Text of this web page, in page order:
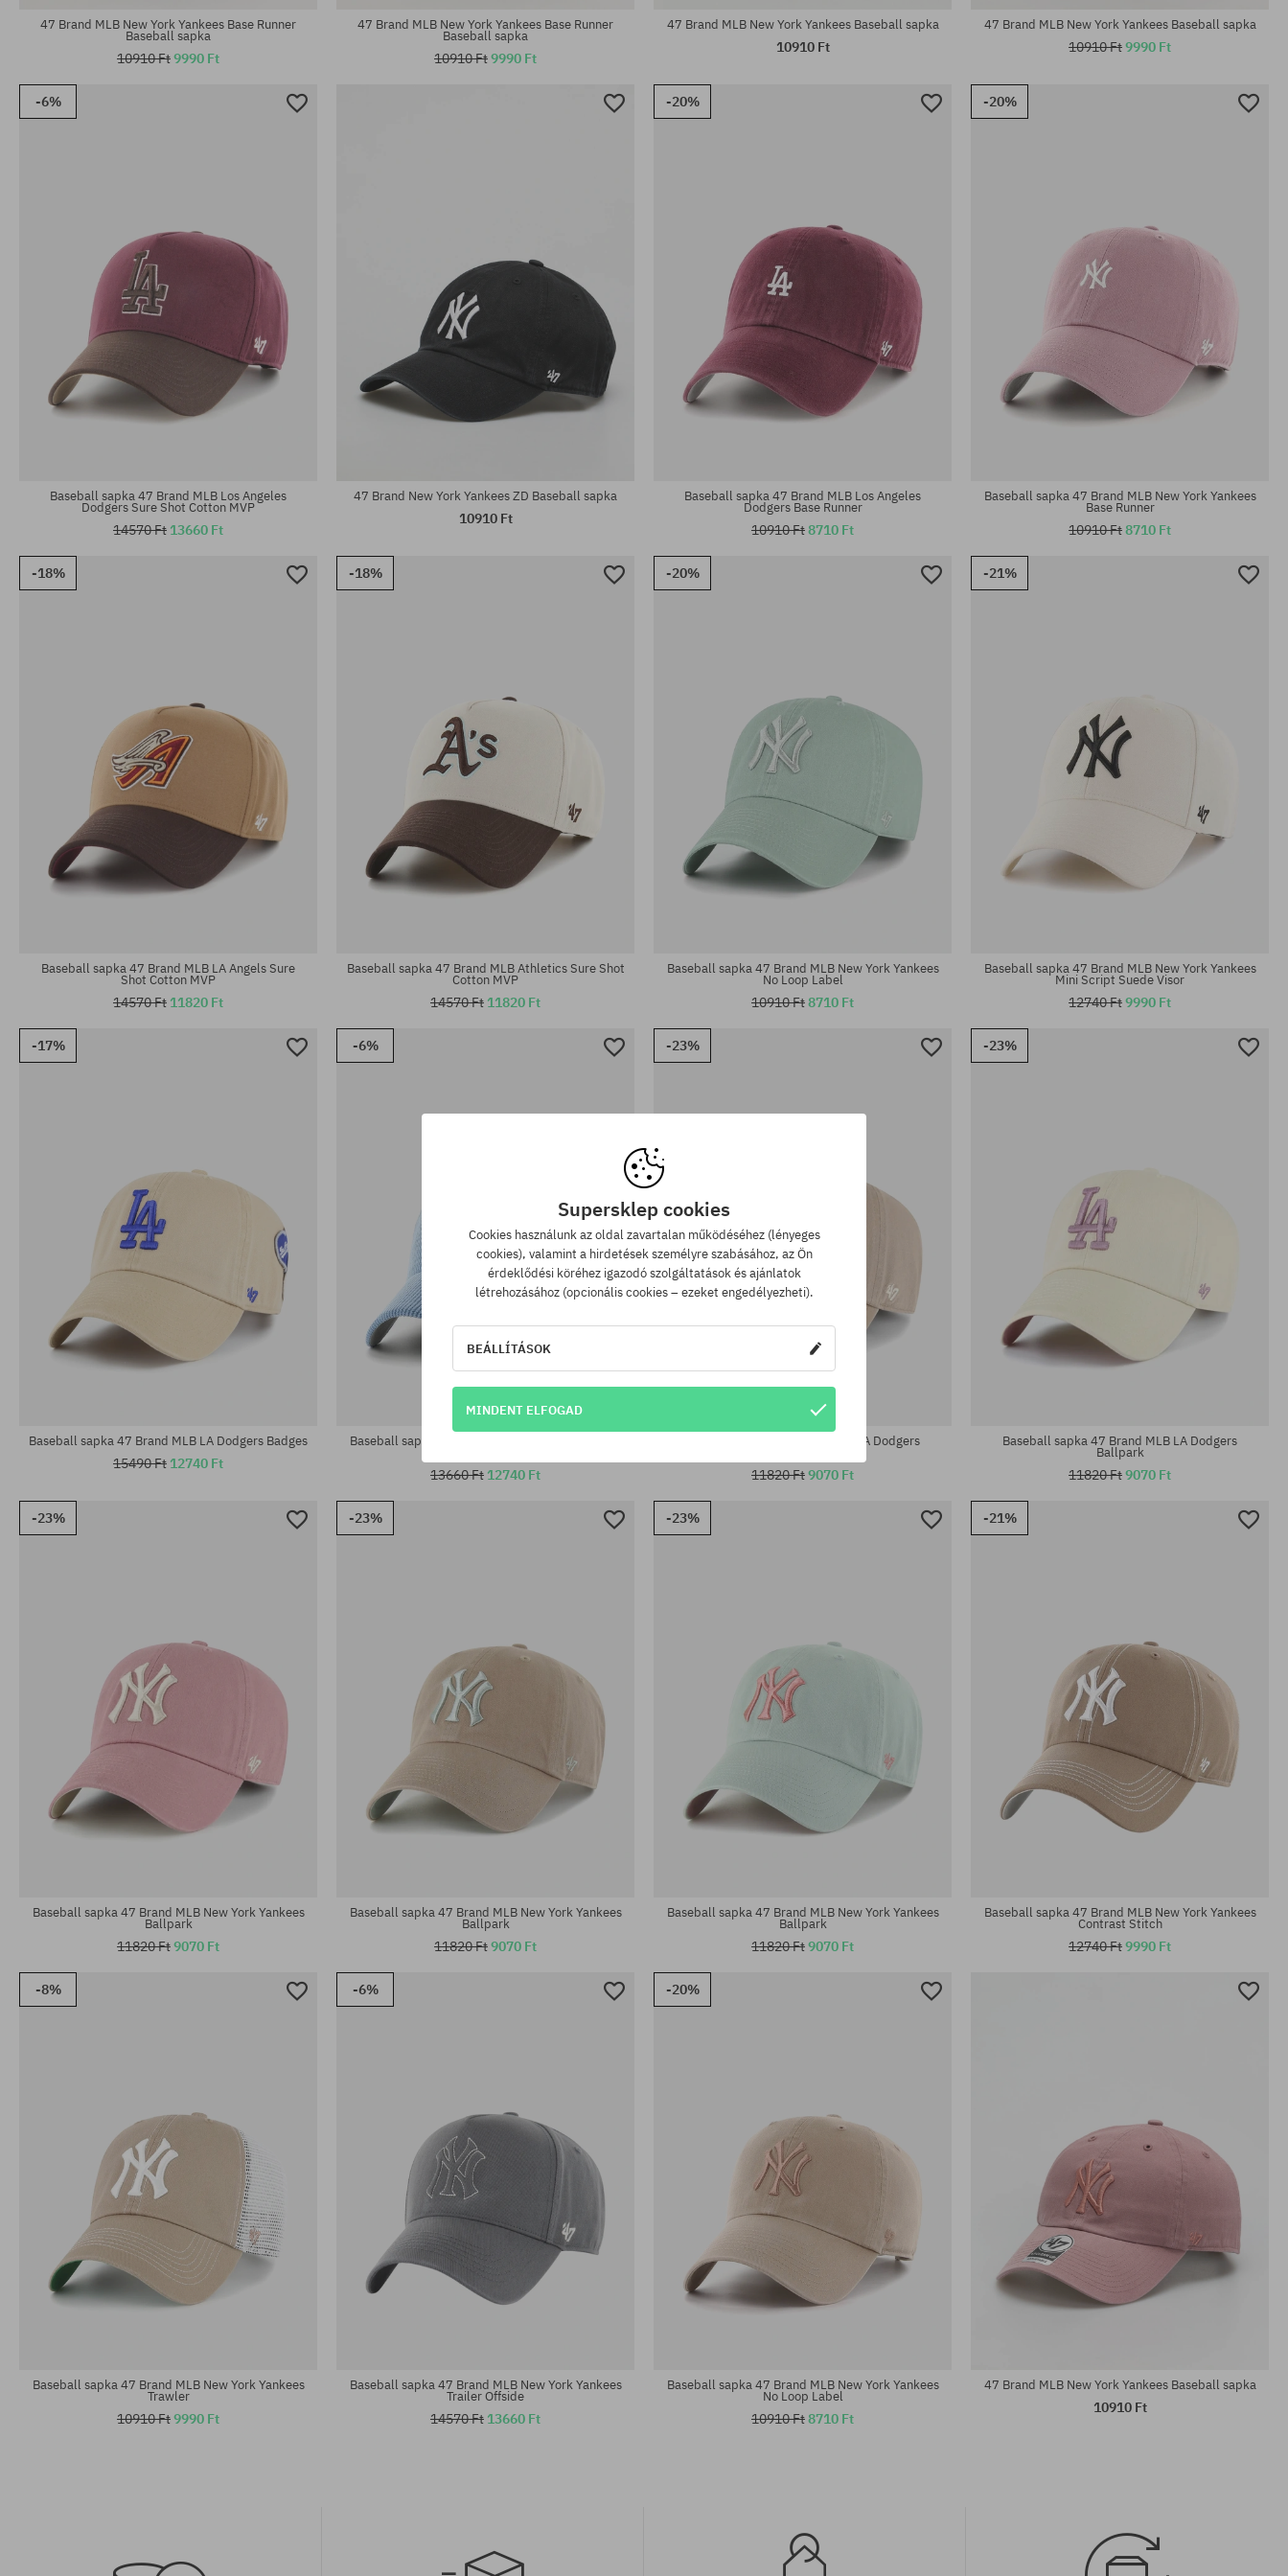
47 Brand MLB New York Yankees Base Runner
Baseball sapka
10910 Ft9990 Ft
47 Brand MLB New York Yankees Base Runner
Baseball sapka
10910 Ft9990 Ft
47 Brand MLB New York Yankees Baseball sapka
10910 Ft
47 Brand MLB New York Yankees Baseball sapka
10910 Ft9990 Ft
-6%
Baseball sapka 47 Brand MLB Los Angeles
Dodgers Sure Shot Cotton MVP
14570 Ft 13660 Ft
47 Brand New York Yankees ZD Baseball sapka
10910 Ft
-20%
Baseball sapka 47 Brand MLB Los Angeles
Dodgers Base Runner
10910 Ft8710 Ft
-20%
Baseball sapka 47 Brand MLB New York Yankees
Base Runner
10910 Ft8710 Ft
-18%
Baseball sapka 47 Brand MLB LA Angels Sure
Shot Cotton MVP
14570 Ft 11820 Ft
-18%
Baseball sapka 47 Brand MLB Athletics Sure Shot
Cotton MVP
14570 Ft 11820 Ft
-20%
Baseball sapka 47 Brand MLB New York Yankees
No Loop Label
10910 Ft8710 Ft
-21%
Baseball sapka 47 Brand MLB New York Yankees
Mini Script Suede Visor
12740 Ft9990 Ft
-17%
Baseball sapka 47 Brand MLB LA Dodgers Badges
15490 Ft 12740 Ft
-6%
Baseball sapka 47 Brand MLB New York Yankees
13660 Ft 12740 Ft
-23%
Baseball sapka 47 Brand MLB LA Dodgers
11820 Ft9070 Ft
-23%
Baseball sapka 47 Brand MLB LA Dodgers
Ballpark
11820 Ft9070 Ft
-23%
Baseball sapka 47 Brand MLB New York Yankees
Ballpark
11820 Ft9070 Ft
-23%
Baseball sapka 47 Brand MLB New York Yankees
Ballpark
11820 Ft9070 Ft
-23%
Baseball sapka 47 Brand MLB New York Yankees
Ballpark
11820 Ft9070 Ft
-21%
Baseball sapka 47 Brand MLB New York Yankees
Contrast Stitch
12740 Ft9990 Ft
-8%
Baseball sapka 47 Brand MLB New York Yankees
Trawler
10910 Ft9990 Ft
-6%
Baseball sapka 47 Brand MLB New York Yankees
Trailer Offside
14570 Ft 13660 Ft
-20%
Baseball sapka 47 Brand MLB New York Yankees
No Loop Label
10910 Ft8710 Ft
47 Brand MLB New York Yankees Baseball sapka
10910 Ft
Supersklep cookies
Cookies használunk az oldal zavartalan működéséhez (lényeges
cookies), valamint a hirdetések személyre szabásához, az Ön
érdeklődési köréhez igazodó szolgáltatások és ajánlatok
létrehozásához (opcionális cookies – ezeket engedélyezheti).
BEÁLLÍTÁSOK
MINDENT ELFOGAD